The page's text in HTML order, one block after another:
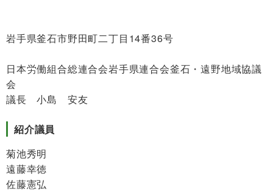
岩手県釜石市野田町二丁目14番36号
日本労働組合総連合会岩手県連合会釜石・遠野地域協議
会
議長 小島 安友
紹介議員
菊池秀明
遠藤幸徳
佐藤憲弘